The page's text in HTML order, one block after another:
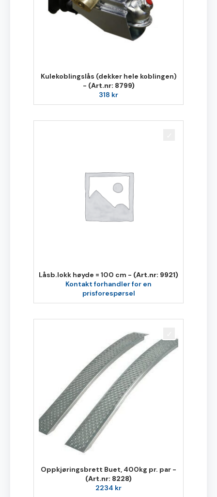
Kulekoblingslås (dekker hele koblingen)
- (Art.nr: 8799)
318 kr
Låsb.lokk høyde = 100 cm - (Art.nr: 9921)
Kontakt forhandler for en
prisforespørsel
Oppkjøringsbrett Buet, 400kg pr. par -
(Art.nr: 8228)
2234 kr